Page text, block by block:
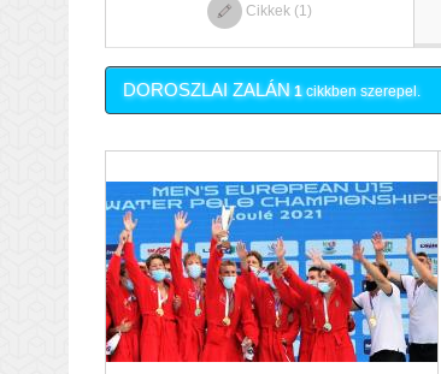
Cikkek (1)
DOROSZLAI ZALÁN 1cikkben szerepel.